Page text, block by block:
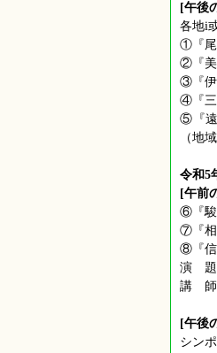
[午後
各地i
①『尾
②『美
③『伊
④『三
⑤『遠
（地
令和5
[午前
⑥『駿
⑦『相
⑧『信
演 題
講 師
[午後
シン